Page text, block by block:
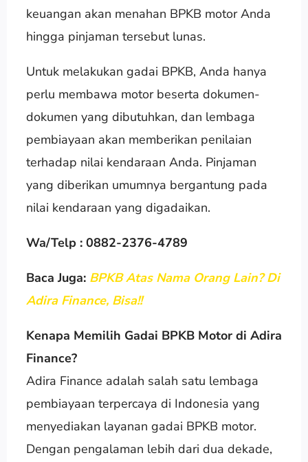
keuangan akan menahan BPKB motor Anda
hingga pinjaman tersebut lunas.
Untuk melakukan gadai BPKB, Anda hanya
perlu membawa motor beserta dokumen-
dokumen yang dibutuhkan, dan lembaga
pembiayaan akan memberikan penilaian
terhadap nilai kendaraan Anda. Pinjaman
yang diberikan umumnya bergantung pada
nilai kendaraan yang digadaikan.
Wa/Telp : 0882-2376-4789
Baca Juga: BPKB Atas Nama Orang Lain? Di
Adira Finance, Bisa!!
Kenapa Memilih Gadai BPKB Motor di Adira
Finance?
Adira Finance adalah salah satu lembaga
pembiayaan terpercaya di Indonesia yang
menyediakan layanan gadai BPKB motor.
Dengan pengalaman lebih dari dua dekade,